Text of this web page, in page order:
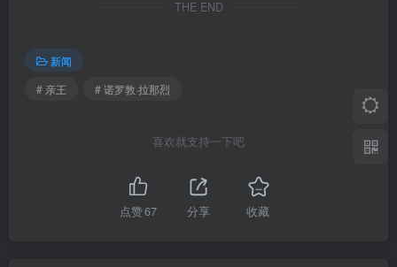
THE END
新闻
# 亲王
# 诺罗敦·拉那烈
喜欢就支持一下吧
点赞67 分享 收藏